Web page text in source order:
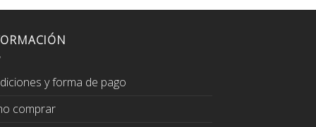
y forma de pago
comprar